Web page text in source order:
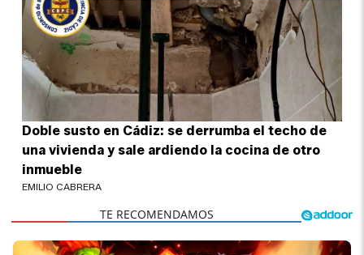
Doble susto en Cádiz: se derrumba el techo de
una vivienda y sale ardiendo la cocina de otro
inmueble
EMILIO CABRERA